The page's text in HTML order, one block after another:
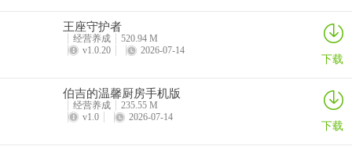
王座守护者
经营养成
520.94 M
v1.0.20
2026-07-14 下载
伯吉的温馨厨房手机版
经营养成
235.55 M
v1.0
2026-07-14 下载